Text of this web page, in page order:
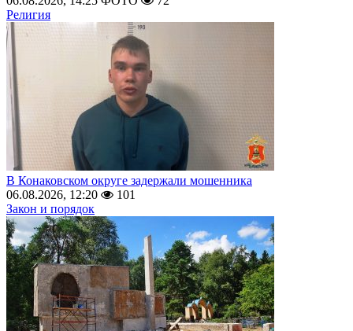
Религия
В Конаковском округе задержали мошенника
06.08.2026, 12:20
101
Закон и порядок